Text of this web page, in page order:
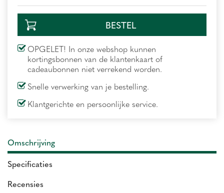
OPGELET! In onze webshop kunnen
kortingsbonnen van de klantenkaart of
cadeaubonnen niet verrekend worden.
Snelle verwerking van je bestelling.
Klantgerichte en persoonlijke service.
Omschrijving
Specificaties
Recensies